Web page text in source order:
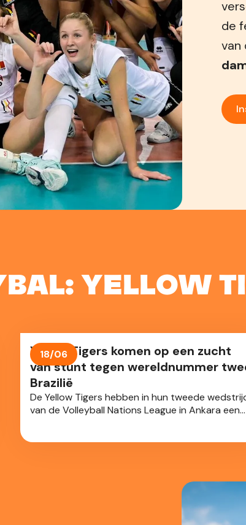
de
Yellow
Yellow Tigers komen op een zucht
van stunt tegen wereldnummer
Brazilië
De Yellow Tigers hebben in hun tweede
van de Volleyball Nations League in Ankara een
aan het langste eind. De setstanden waren 20-
18/06